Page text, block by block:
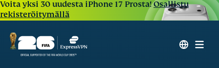
Voita yksi 30 uudesta iPhone 17 Prosta!Osallistu
rekisteröitymällä